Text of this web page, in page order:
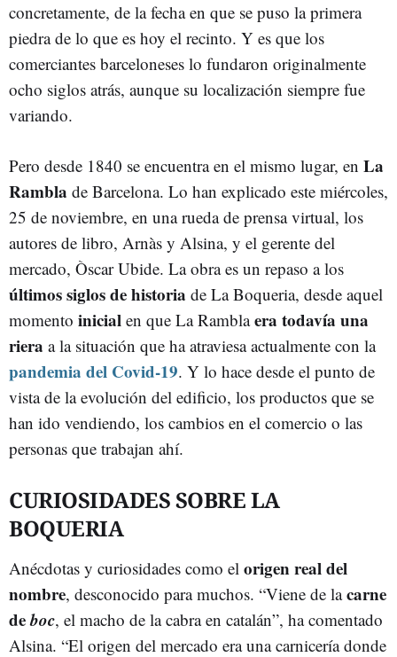
concretamente, de la fecha en que se puso la primera
piedra de lo que es hoy el recinto. Y es que los
comerciantes barceloneses lo fundaron originalmente
ocho siglos atrás, aunque su localización siempre fue
variando.
Pero desde 1840 se encuentra en el mismo lugar, en La
Rambla de Barcelona. Lo han explicado este miércoles,
25 de noviembre, en una rueda de prensa virtual, los
autores de libro, Arnàs y Alsina, y el gerente del
mercado, Òscar Ubide. La obra es un repaso a los
últimos siglos de historia de La Boqueria, desde aquel
momento inicial en que La Ramblaera todavía una
riera a la situación que ha atraviesa actualmente con la
pandemia del Covid-19. Y lo hace desde el punto de
vista de la evolución del edificio, los productos que se
han ido vendiendo, los cambios en el comercio o las
personas que trabajan ahí.
CURIOSIDADES SOBRE LA
BOQUERIA
Anécdotas y curiosidades como el origen real del
nombre, desconocido para muchos. “Viene de lacarne
deboc, el macho de la cabra en catalán”, ha comentado
Alsina. “El origen del mercado era una carnicería donde